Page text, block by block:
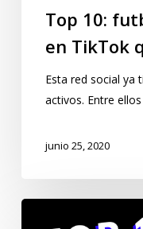
Top 10:
en TikTok
Esta red social ya
activos. Entre
junio 25, 2020